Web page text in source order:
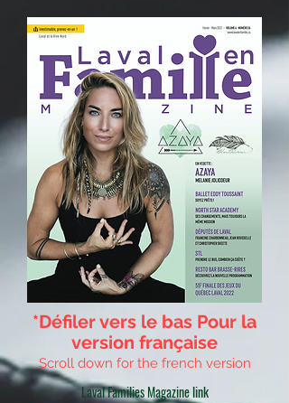
*Défiler vers le bas Pour la
version française
Scroll down for the french version
Laval Families Magazine link